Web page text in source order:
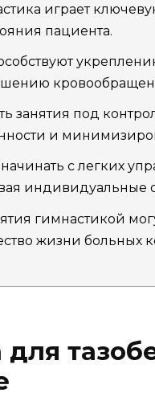
играет
пациента.
занятия под
и
с легких
индивидуальные
гимнастикой
жизни больных
для